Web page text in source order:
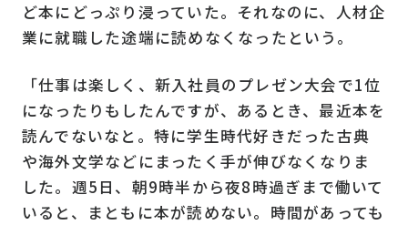
ど本にどっぷり浸っていた。それなのに、人材企
業に就職した途端に読めなくなったという。
「仕事は楽しく、新入社員のプレゼン大会で1位
になったりもしたんですが、あるとき、最近本を
読んでないなと。特に学生時代好きだった古典
や海外文学などにまったく手が伸びなくなりま
した。週5日、朝9時半から夜8時過ぎまで働いて
いると、まともに本が読めない。時間があっても